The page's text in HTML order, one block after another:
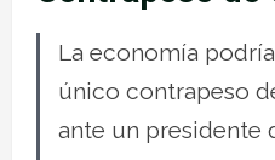
La economía
único contrapeso
ante un presidente